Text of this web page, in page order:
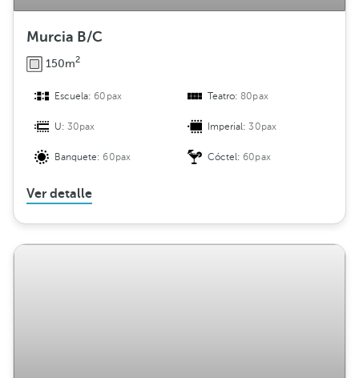
Murcia B/C
150m2
Escuela:60pax Teatro:80pax
U:30pax Imperial:30pax
Banquete:60pax Cóctel:60pax
Ver detalle